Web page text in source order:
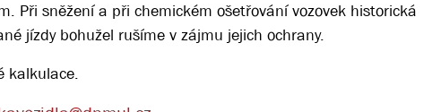
Při sněžení a při chemickém ošetřování vozovek historická
jízdy bohužel rušíme v zájmu jejich ochrany.
kalkulace.